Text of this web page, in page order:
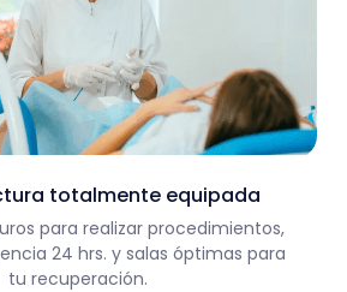
totalmente equipada
para realizar procedimientos,
24 hrs. y salas óptimas para
tu recuperación.